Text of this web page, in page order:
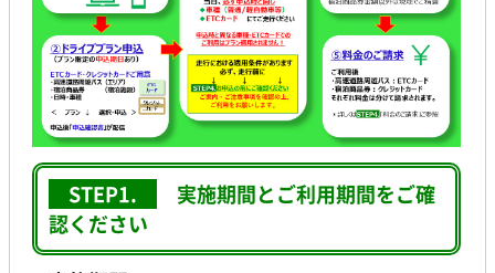
STEP1.
実施期間とご利用期間をご確
認ください